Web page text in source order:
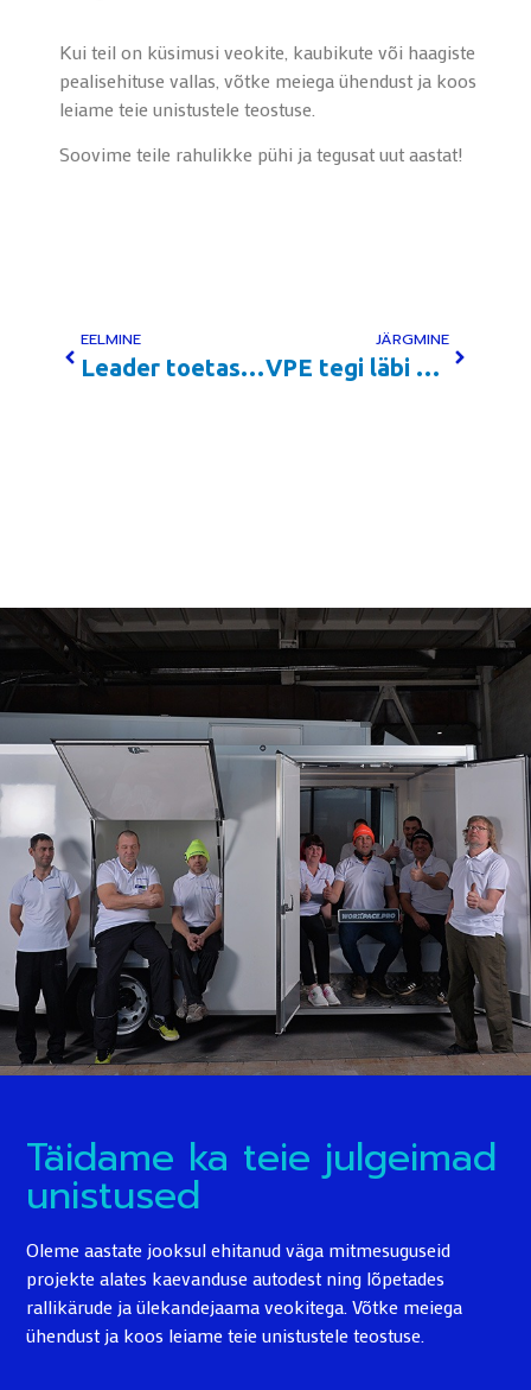
Kui teil on küsimusi veokite, kaubikute või haagiste
pealisehituse vallas, võtke meiega ühendust ja koos
leiame teie unistustele teostuse.
Soovime teile rahulikke pühi ja tegusat uut aastat!
EELMINE
Leader toetas Veoki Pealisehituse OÜ küttesüsteemi kaasajastamist
JÄRGMINE
VPE tegi läbi Digitaliseerimise meistriklassi
Täidame ka teie julgeimad
unistused
Oleme aastate jooksul ehitanud väga mitmesuguseid
projekte alates kaevanduse autodest ning lõpetades
rallikärude ja ülekandejaama veokitega. Võtke meiega
ühendust ja koos leiame teie unistustele teostuse.